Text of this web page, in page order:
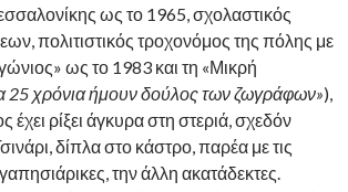
ως το 1965, σχολαστικός
πολιτιστικός τροχονόμος της πόλης με
ως το 1983 και τη «Μικρή
25 χρόνια ήμουν δούλος των ζωγράφων»),
έχει ρίξει άγκυρα στη στεριά, σχεδόν
δίπλα στο κάστρο, παρέα με τις
την άλλη ακατάδεκτες.